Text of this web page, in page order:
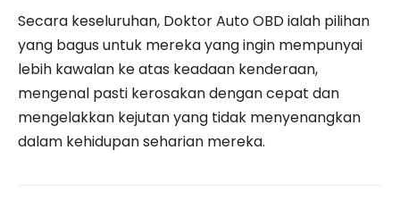
Secara keseluruhan, Doktor Auto OBD ialah pilihan
yang bagus untuk mereka yang ingin mempunyai
lebih kawalan ke atas keadaan kenderaan,
mengenal pasti kerosakan dengan cepat dan
mengelakkan kejutan yang tidak menyenangkan
dalam kehidupan seharian mereka.